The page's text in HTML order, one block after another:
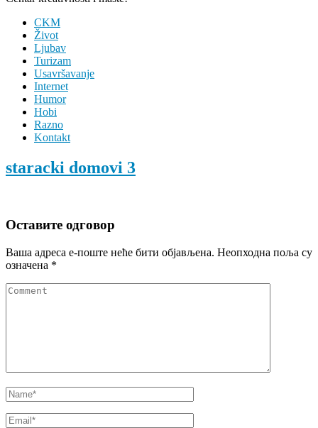
CKM
Život
Ljubav
Turizam
Usavršavanje
Internet
Humor
Hobi
Razno
Kontakt
staracki domovi 3
Оставите одговор
Ваша адреса е-поште неће бити објављена. Неопходна поља су
означена *
Comment
Name*
Email*